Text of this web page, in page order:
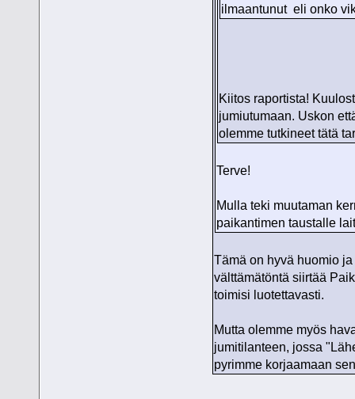
ilmaantunut eli onko
Kiitos raportista!
jumiutumaan. Uskon
olemme tutkineet tätä
Terve!
Mulla teki muutaman
paikantimen taustalle
Tämä on hyvä huomio
välttämätöntä siirtää
toimisi luotettavasti.
Mutta olemme myös
jumitilanteen, jossa
pyrimme korjaamaan